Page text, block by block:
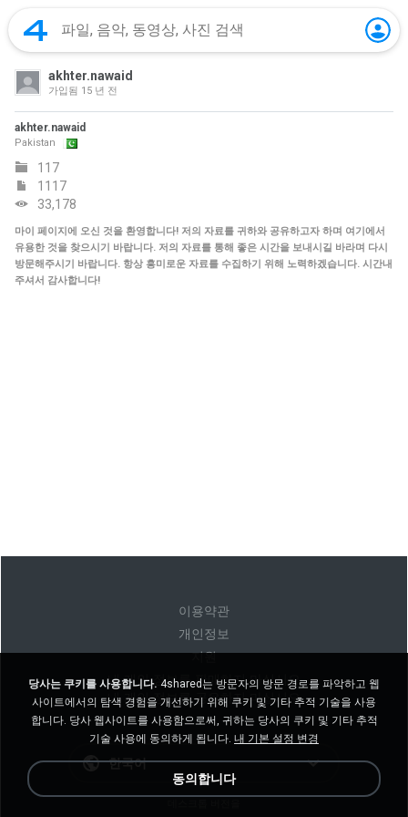
akhter.nawaid
가입됨 15 년 전
akhter.nawaid
Pakistan
117
1117
33,178
마이 페이지에 오신 것을 환영합니다! 저의 자료를 귀하와 공유하고자 하며 여기에서
유용한 것을 찾으시기 바랍니다. 저의 자료를 통해 좋은 시간을 보내시길 바라며 다시
방문해주시기 바랍니다. 항상 흥미로운 자료를 수집하기 위해 노력하겠습니다. 시간내
주셔서 감사합니다!
이용약관
개인정보
지원
내 개인 정보를 판매하지 마십시오
내 개인 정보를 공유하지 마십시오
한국어
당사는 쿠키를 사용합니다. 4shared는 방문자의 방문 경로를 파악하고 웹
사이트에서의 탐색 경험을 개선하기 위해 쿠키 및 기타 추적 기술을 사용
합니다. 당사 웹사이트를 사용함으로써, 귀하는 당사의 쿠키 및 기타 추적
기술 사용에 동의하게 됩니다. 내 기본 설정 변경
동의합니다